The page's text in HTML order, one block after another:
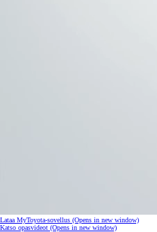
Lataa MyToyota-sovellus (Opens in new window)
Katso opasvideot (Opens in new window)